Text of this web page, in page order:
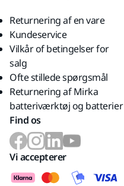
Returnering af en vare
Kundeservice
Vilkår of betingelser for
salg
Ofte stillede spørgsmål
Returnering af Mirka
batteriværktøj og batterier
Find os
Vi accepterer